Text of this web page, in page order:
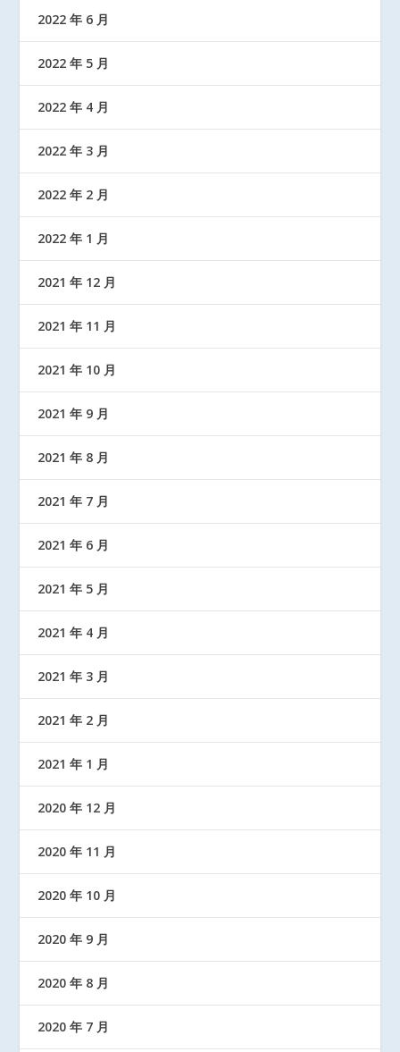
2022 年 6 月
2022 年 5 月
2022 年 4 月
2022 年 3 月
2022 年 2 月
2022 年 1 月
2021 年 12 月
2021 年 11 月
2021 年 10 月
2021 年 9 月
2021 年 8 月
2021 年 7 月
2021 年 6 月
2021 年 5 月
2021 年 4 月
2021 年 3 月
2021 年 2 月
2021 年 1 月
2020 年 12 月
2020 年 11 月
2020 年 10 月
2020 年 9 月
2020 年 8 月
2020 年 7 月